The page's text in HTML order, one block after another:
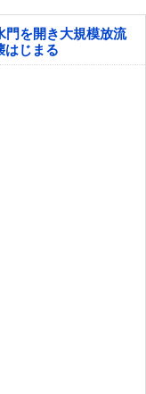
門を開き大規模放流
はじまる